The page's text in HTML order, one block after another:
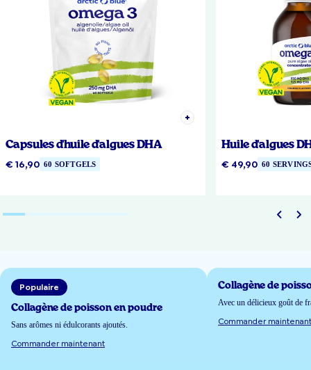
Capsules d'huile d'algues DHA
€ 16,90 60 SOFTGELS
Huile d'algues
€ 49,90 60
Populaire
Collagène de poisson en poudre
Sans arômes ni édulcorants ajoutés.
Commander maintenant
Collagène de
Avec un délicieux goût de
Commander maintenant